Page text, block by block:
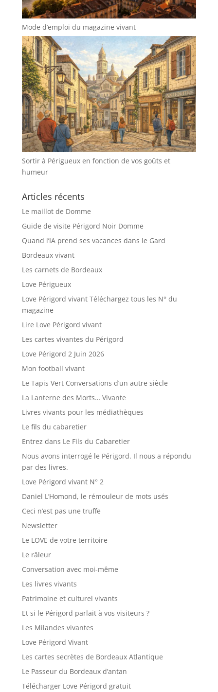
Mode d’emploi du magazine vivant
Sortir à Périgueux en fonction de vos goûts et
humeur
Articles récents
Le maillot de Domme
Guide de visite Périgord Noir Domme
Quand l’IA prend ses vacances dans le Gard
Bordeaux vivant
Les carnets de Bordeaux
Love Périgueux
Love Périgord vivant Téléchargez tous les N° du
magazine
Lire Love Périgord vivant
Les cartes vivantes du Périgord
Love Périgord 2 Juin 2026
Mon football vivant
Le Tapis Vert Conversations d’un autre siècle
La Lanterne des Morts… Vivante
Livres vivants pour les médiathèques
Le fils du cabaretier
Entrez dans Le Fils du Cabaretier
Nous avons interrogé le Périgord. Il nous a répondu
par des livres.
Love Périgord vivant N° 2
Daniel L’Homond, le rémouleur de mots usés
Ceci n’est pas une truffe
Newsletter
Le LOVE de votre territoire
Le râleur
Conversation avec moi-même
Les livres vivants
Patrimoine et culturel vivants
Et si le Périgord parlait à vos visiteurs ?
Les Milandes vivantes
Love Périgord Vivant
Les cartes secrètes de Bordeaux Atlantique
Le Passeur du Bordeaux d’antan
Télécharger Love Périgord gratuit